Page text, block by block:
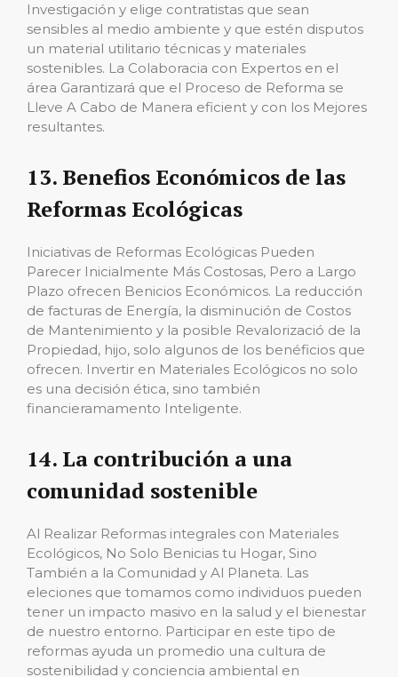
Investigación y elige contratistas que sean
sensibles al medio ambiente y que estén disputos
un material utilitario técnicas y materiales
sostenibles. La Colaboracia con Expertos en el
área Garantizará que el Proceso de Reforma se
Lleve A Cabo de Manera eficient y con los Mejores
resultantes.
13. Benefios Económicos de las
Reformas Ecológicas
Iniciativas de Reformas Ecológicas Pueden
Parecer Inicialmente Más Costosas, Pero a Largo
Plazo ofrecen Benicios Económicos. La reducción
de facturas de Energía, la disminución de Costos
de Mantenimiento y la posible Revalorizació de la
Propiedad, hijo, solo algunos de los benéficios que
ofrecen. Invertir en Materiales Ecológicos no solo
es una decisión ética, sino también
financieramamento Inteligente.
14. La contribución a una
comunidad sostenible
Al Realizar Reformas integrales con Materiales
Ecológicos, No Solo Benicias tu Hogar, Sino
También a la Comunidad y Al Planeta. Las
eleciones que tomamos como individuos pueden
tener un impacto masivo en la salud y el bienestar
de nuestro entorno. Participar en este tipo de
reformas ayuda un promedio una cultura de
sostenibilidad y conciencia ambiental en